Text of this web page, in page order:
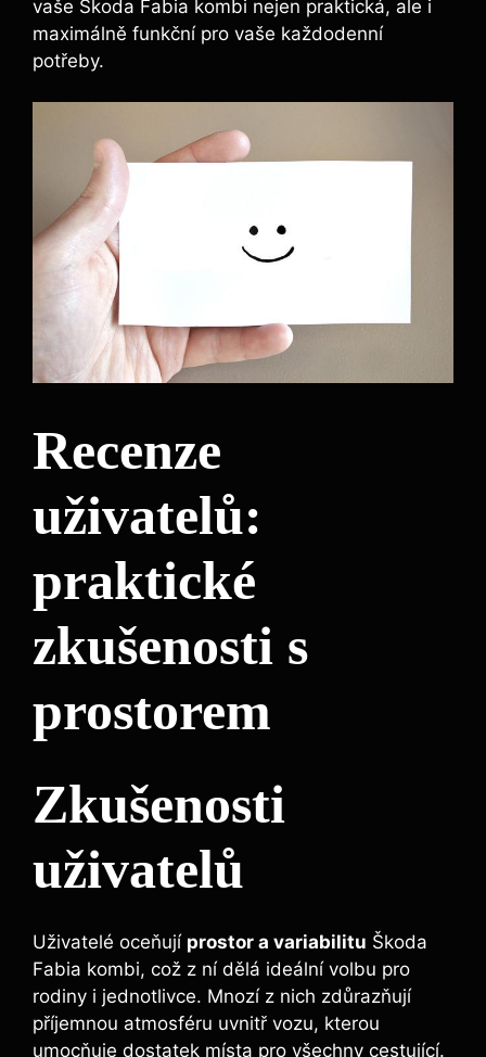
vaše Škoda Fabia kombi nejen praktická, ale i
maximálně funkční pro vaše každodenní
potřeby.
Recenze
uživatelů:
praktické
zkušenosti s
prostorem
Zkušenosti
uživatelů
Uživatelé oceňují prostor a variabilitu Škoda
Fabia kombi, což z ní dělá ideální volbu pro
rodiny i jednotlivce. Mnozí z nich zdůrazňují
příjemnou atmosféru uvnitř vozu, kterou
umocňuje dostatek místa pro všechny cestující.